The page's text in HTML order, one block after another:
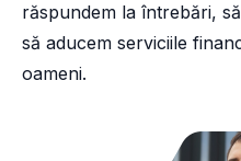
răspundem la întrebări,
să aducem serviciile
oameni.